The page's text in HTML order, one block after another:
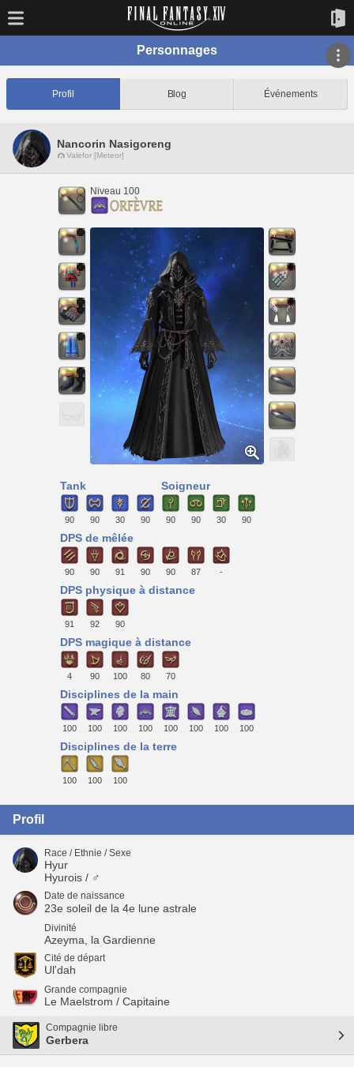
Personnages
Profil Blog Événements
Nancorin Nasigoreng
Valefor [Meteor]
Niveau 100
Tank
90 90 30 90
Soigneur
90 90 30 90
DPS de mêlée
90 90 91 90 90 87 -
DPS physique à distance
91 92 90
DPS magique à distance
4 90 100 80 70
Disciplines de la main
100 100 100 100 100 100 100 100
Disciplines de la terre
100 100 100
Profil
Race / Ethnie / Sexe
Hyur
Hyurois / ♂
Date de naissance
23e soleil de la 4e lune astrale
Divinité
Azeyma, la Gardienne
Cité de départ
Ul'dah
Grande compagnie
Le Maelstrom / Capitaine
Compagnie libre
Gerbera